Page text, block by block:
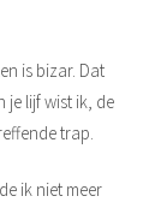
is bizar. Dat
lijf wist ik, de
trap.
ik niet meer